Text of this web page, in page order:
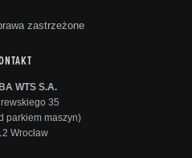
zastrzeżone
WTS S.A.
35
parkiem maszyn)
Wrocław